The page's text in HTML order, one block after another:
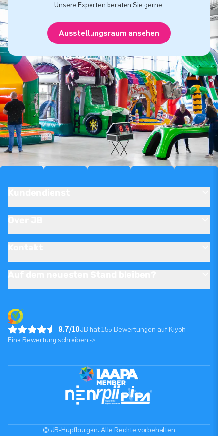
Unsere Experten beraten Sie gerne!
Ausstellungsraum ansehen
9.7/10JB hat 155 Bewertungen auf Kiyoh
Eine Bewertung schreiben ->
© JB-Hüpfburgen. Alle Rechte vorbehalten